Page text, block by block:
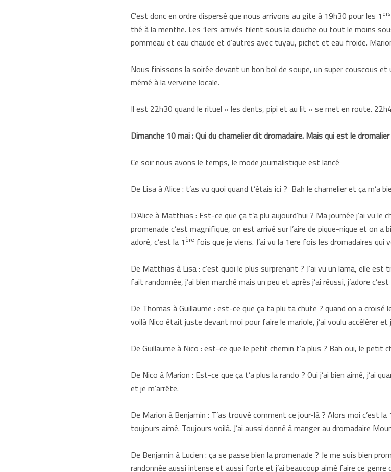
C’est donc en ordre dispersé que nous arrivons au gîte à 19h30 pour les 1ers
thé à la menthe. Les 1ers arrivés filent sous la douche ou tout le moins
pommeau et eau chaude et d’autres avec tuyau, pichet et eau froide.
Nous finissons la soirée devant un bon bol de soupe, un super couscous
mémé à la verveine locale.
Il est 22h30 quand le rituel « les dents, pipi et au lit » se met en route.
Dimanche 10 mai : Qui du chamelier dit dromadaire. Mais qui est le
Ce soir nous avons le temps, le mode journalistique est lancé
De Lisa à Alice : t’as vu quoi quand t’étais ici ? Bah le chamelier et ça
D’Alice à Matthias : Est-ce que ça t’a plu aujourd’hui ? Ma journée j’ai vu
promenade c’est magnifique, on est arrivé sur l’aire de pique-nique et on a
adoré, c’est la 1ère fois que je viens. J’ai vu la 1ere fois les dromadaires
De Matthias à Lisa : c’est quoi le plus surprenant ? J’ai vu un lama, elle
fait randonnée, j’ai bien marché mais un peu et après j’ai réussi, j’adore
De Thomas à Guillaume : est-ce que ça ta plu ta chute ? quand on a
voilà Nico était juste devant moi pour faire le mariole, j’ai voulu accélérer
De Guillaume à Nico : est-ce que le petit chemin t’a plus ? Bah oui, le petit
De Nico à Marion : Est-ce que ça t’a plus la rando ? Oui j’ai bien aimé, j’ai
et je m’arrête.
De Marion à Benjamin : T’as trouvé comment ce jour-là ? Alors moi c’est
toujours aimé. Toujours voilà. J’ai aussi donné à manger au dromadaire
De Benjamin à Lucien : ça se passe bien la promenade ? Je me suis bien
randonnée aussi intense et aussi forte et j’ai beaucoup aimé faire ce